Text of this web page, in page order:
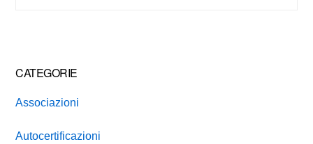
CATEGORIE
Associazioni
Autocertificazioni